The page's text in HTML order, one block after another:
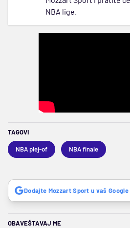
NBA lige.
TAGOVI
NBA plej-of NBA finale
Dodajte Mozzart Sport u vaš
OBAVEŠTAVAJ ME